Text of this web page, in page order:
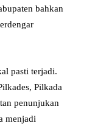
bahkan
pasti terjadi.
Pilkada
penunjukan
menjadi